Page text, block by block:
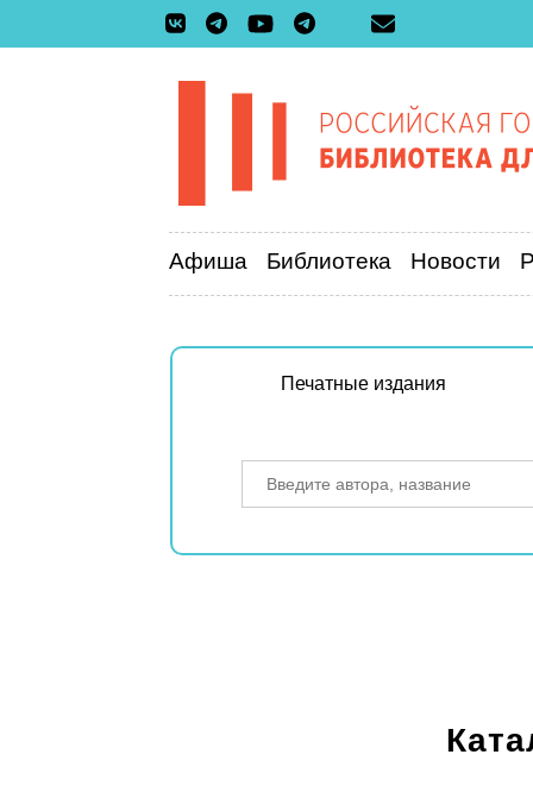
Афиша Библиотека Новости
Печатные издания